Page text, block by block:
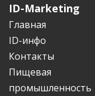
ID-Marketing
Главная
ID-инфо
Контакты
Пищевая
промышленность